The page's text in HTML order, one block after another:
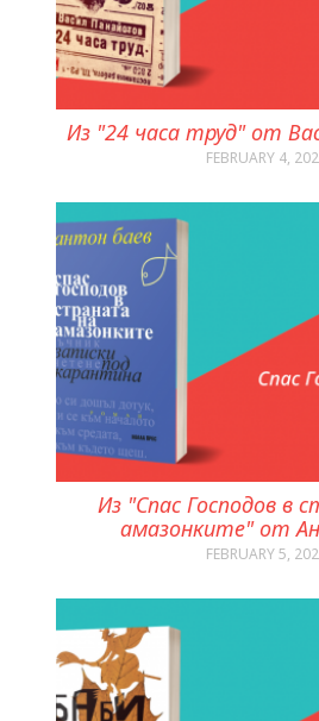
Из "24 часа труд" от
FEBRUARY 4,
Из "Спас Господов в
амазонките" от
FEBRUARY 5,